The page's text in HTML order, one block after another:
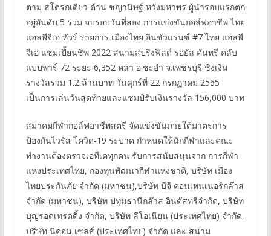
ตาม สโตรกเดียว ด้าน ชญานิษฐ์ หวังมหาพร ผู้นำรอบแรกตก
อยู่อันดับ 5 ร่วม จบรอบวันที่สอง การแข่งขันกอล์ฟอาชีพ ไทย
แอลพีจีเอ ทัวร์ รายการ เมืองไทย อินชัวแรนซ์ #7 ไทย แอลพี
จีเอ แชมเปี้ยนชิพ 2022 สนามสปริงฟิลด์ รอยัล คันทรี คลับ
แบบพาร์ 72 ระยะ 6,352 หลา อ.ชะอำ จ.เพชรบุรี ชิงเงิน
รางวัลรวม 1.2 ล้านบาท วันศุกร์ที่ 22 กรกฏาคม 2565
เป็นการเล่นวันสุดท้ายและแชมป์รับเงินรางวัล 156,000 บาท
สมาคมกีฬากอล์ฟอาชีพสตรี จัดแข่งขันภายใต้มาตรการ
ป้องกันไวรัส โควิด-19 ระบาด กำหนดให้นักกีฬาและคณะ
ทำงานต้องตรวจเอทีเคทุกคน รับการสนับสนุนจาก การกีฬา
แห่งประเทศไทย, กองทุนพัฒนากีฬาแห่งชาติ, บริษัท เมือง
ไทยประกันภัย จำกัด (มหาชน),บริษัท บีจี คอนเทนเนอร์กล๊าส
จำกัด (มหาชน), บริษัท ปทุมธานีกล๊าส อินดัสทรีจำกัด, บริษัท
บุญรอดเทรดดิ้ง จำกัด, บริษัท ลีโอเนียน (ประเทศไทย) จำกัด,
บริษัท นิคอน เซลส์ (ประเทศไทย) จํากัด และ สนาม